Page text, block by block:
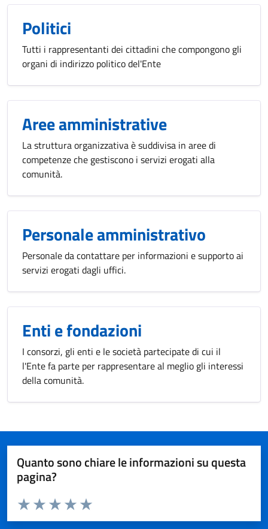
Politici
Tutti i rappresentanti dei cittadini che compongono gli
organi di indirizzo politico del'Ente
Aree amministrative
La struttura organizzativa è suddivisa in aree di
competenze che gestiscono i servizi erogati alla
comunità.
Personale amministrativo
Personale da contattare per informazioni e supporto ai
servizi erogati dagli uffici.
Enti e fondazioni
I consorzi, gli enti e le società partecipate di cui il
l'Ente fa parte per rappresentare al meglio gli interessi
della comunità.
Quanto sono chiare le informazioni su questa
pagina?
Valuta da 1 a 5 stelle la pagina
Valuta 5 stelle su 5
Valuta 4 stelle su 5
Valuta 3 stelle su 5
Valuta 2 stelle su 5
Valuta 1 stelle su 5